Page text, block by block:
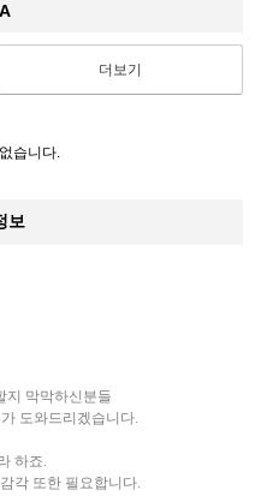
더보기
습니다.
보
지 막막하신분들
도와드리겠습니다.
하죠.
각 또한 필요합니다.